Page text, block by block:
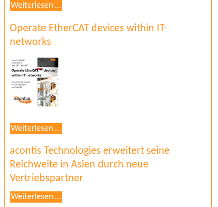
Weiterlesen …acontis
CODESYS
Operate EtherCAT devices within IT-
networks
Weiterlesen …Operate
devices
within
IT-
networks
acontis Technologies erweitert seine
Reichweite in Asien durch neue
Vertriebspartner
Weiterlesen …acontis